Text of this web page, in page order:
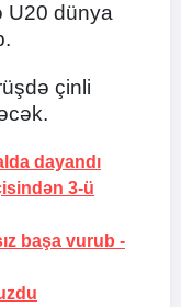
U20 dünya
çinli
dayandı
3-ü
başa vurub -